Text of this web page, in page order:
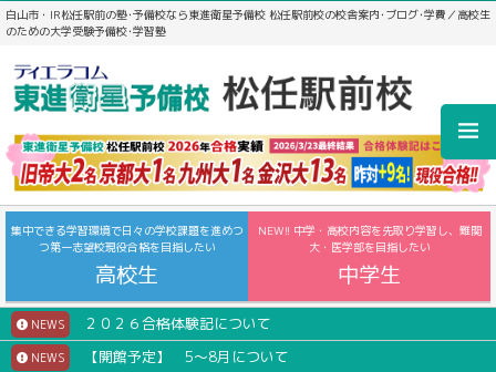
白山市・IR松任駅前の塾･予備校なら東進衛星予備校 松任駅前校の校舎案内･ブログ･学費／高校生
のための大学受験予備校･学習塾
集中できる学習環境で日々の学校課題を進めつ
つ第一志望校現役合格を目指したい
高校生
NEW!! 中学・高校内容を先取り学習し、難関
大・医学部を目指したい
中学生
NEWS ２０２６合格体験記について
NEWS 【開館予定】 5～8月について